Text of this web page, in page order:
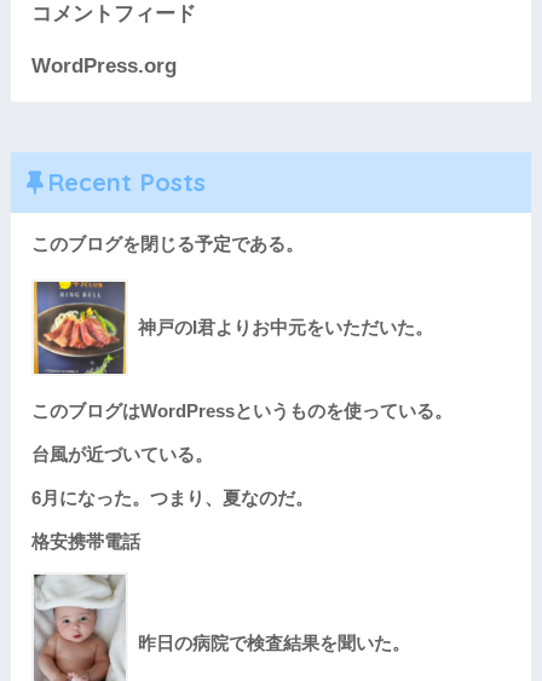
コメントフィード
WordPress.org
Recent Posts
このブログを閉じる予定である。
神戸のI君よりお中元をいただいた。
このブログはWordPressというものを使っている。
台風が近づいている。
6月になった。つまり、夏なのだ。
格安携帯電話
昨日の病院で検査結果を聞いた。